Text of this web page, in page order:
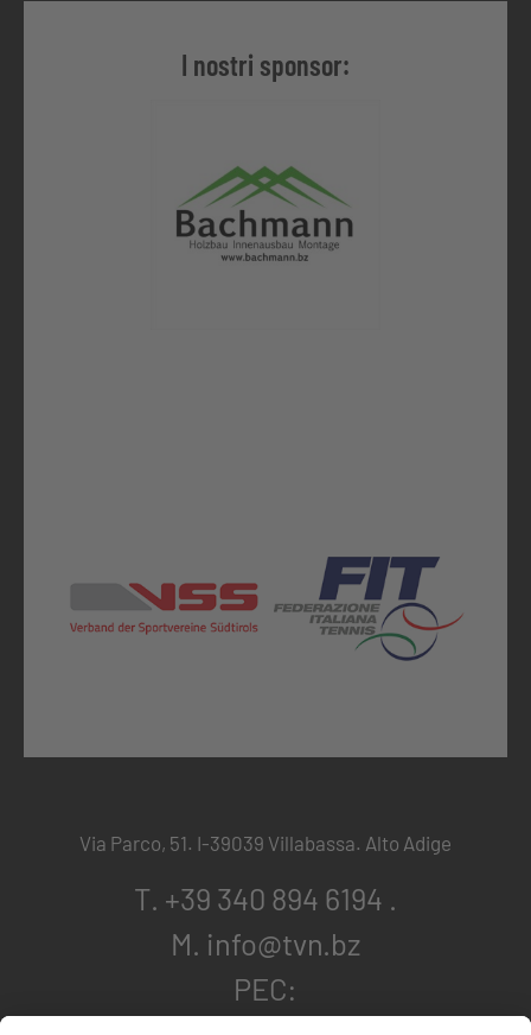
I nostri sponsor:
Via Parco, 51. I-39039 Villabassa. Alto Adige
T. +39 340 894 6194 .
M. info@tvn.bz
PEC: